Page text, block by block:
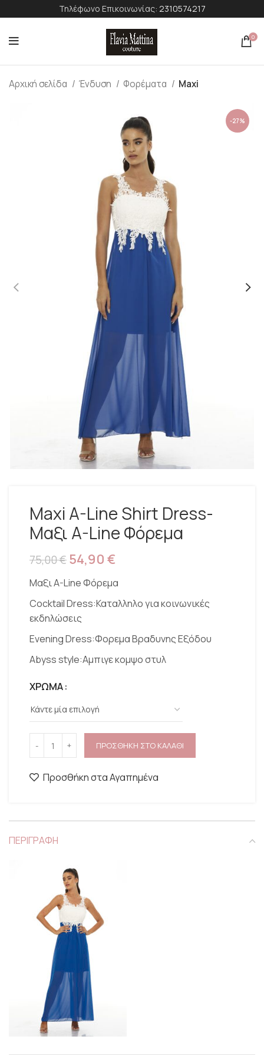
Τηλέφωνο Επικοινωνίας: 2310574217
0
Αρχική σελίδα Ένδυση Φορέματα Maxi
-27%
Maxi A-Line Shirt Dress-
Μαξι A-Line Φόρεμα
75,00€54,90 €
Μαξι A-Line Φόρεμα
Cocktail Dress:Καταλληλο για κοινωνικές
εκδηλώσεις
Evening Dress:Φορεμα Βραδυνης Εξόδου
Abyss style:Aμπιγε κομψο στυλ
ΧΡΩΜΑ
ΠΡΟΣΘΗΚΗ ΣΤΟ ΚΑΛΑΘΙ
Προσθήκη στα Αγαπημένα
ΠΕΡΙΓΡΑΦΗ